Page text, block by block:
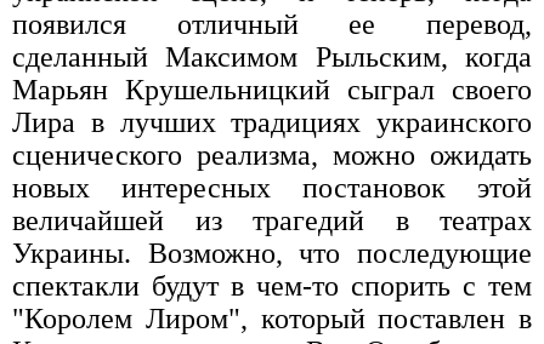
появился отличный ее перевод,
сделанный Максимом Рыльским, когда
Марьян Крушельницкий сыграл своего
Лира в лучших традициях украинского
сценического реализма, можно ожидать
новых интересных постановок этой
величайшей из трагедий в театрах
Украины. Возможно, что последующие
спектакли будут в чем-то спорить с тем
"Королем Лиром", который поставлен в